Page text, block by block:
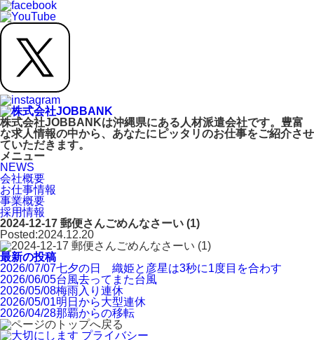
株式会社JOBBANKは沖縄県にある人材派遣会社です。豊富
な求人情報の中から、あなたにピッタリのお仕事をご紹介させ
ていただきます。
メニュー
NEWS
会社概要
お仕事情報
事業概要
採用情報
2024-12-17 郵便さんごめんなさーい (1)
Posted:2024.12.20
最新の投稿
2026/07/07七夕の日 織姫と彦星は3秒に1度目を合わす
2026/06/05台風去ってまた台風
2026/05/08梅雨入り連休
2026/05/01明日から大型連休
2026/04/28那覇からの移転